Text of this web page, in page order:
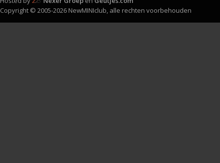
Copyright © 2005-2026 NewMINIclub, alle rechten voorbehouden